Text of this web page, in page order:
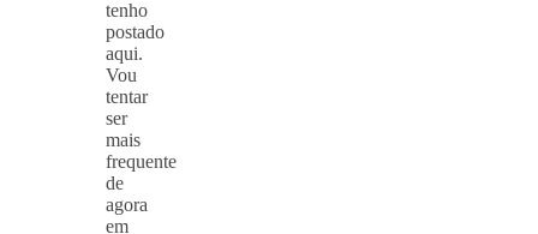
tenho
postado
aqui.
Vou
tentar
ser
mais
frequente
de
agora
em